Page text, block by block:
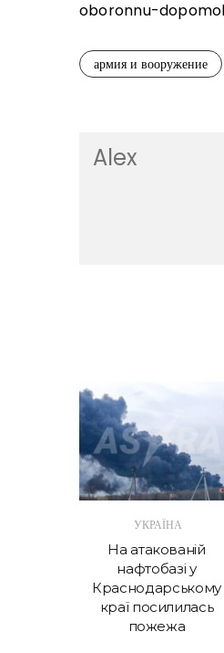
oboronnu-
армия и вооружение
Alex
УКРАЇНА
На атакованій
нафтобазі у
Краснодарському
краї посилилась
пожежа